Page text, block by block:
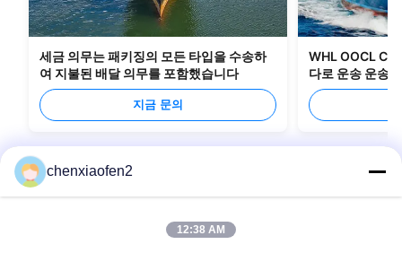
세금 의무는 패키징의 모든 타입을 수송하
여 지불된 배달 의무를 포함했습니다
지금 문의
WHL OOCL
다로 운송 운송
chenxiaofen2
12:38 AM